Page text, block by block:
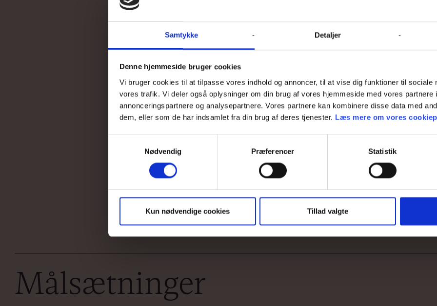
Samtykke Detaljer
Denne hjemmeside bruger cookies
Vi bruger cookies til at tilpasse vores indhold og annoncer, til at vise dig funktioner til sociale
vores trafik. Vi deler også oplysninger om din brug af vores hjemmeside med vores partnere
annonceringspartnere og analysepartnere. Vores partnere kan kombinere disse data med
dem, eller som de har indsamlet fra din brug af deres tjenester. Læs mere om vores
Nødvendig
Præferencer Statistik
Kun nødvendige cookies Tillad valgte
Målsætninger